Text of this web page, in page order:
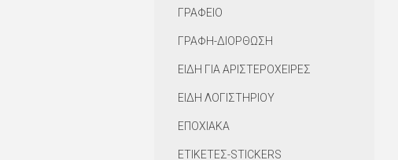
ΓΡΑΦΕΙΟ
ΓΡΑΦΗ-ΔΙΟΡΘΩΣΗ
ΕΙΔΗ ΓΙΑ ΑΡΙΣΤΕΡΟΧΕΙΡΕΣ
ΕΙΔΗ ΛΟΓΙΣΤΗΡΙΟΥ
ΕΠΟΧΙΑΚΑ
ΕΤΙΚΕΤΕΣ-STICKERS